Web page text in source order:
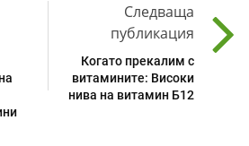
Следваща
публикация
Когато прекалим с
витамините: Високи
нива на витамин Б12